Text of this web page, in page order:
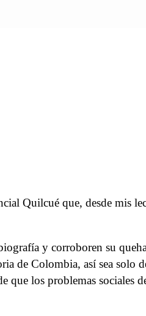
Quilcué que, desde mis
y corroboren su
de Colombia, así sea solo
los problemas sociales